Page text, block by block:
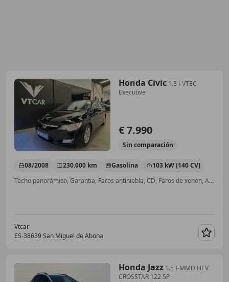
Honda Civic 1.8 i-VTEC
Executive
€ 7.990
Sin comparación
08/2008 230.000 km Gasolina
103 kW (140 CV)
Techo panorámico, Garantia, Faros antiniebla, CD, Faros de xenon, ABS, Inmovilizador, Cierre centralizado
Vtcar
ES-38639 San Miguel de Abona
Honda Jazz 1.5 I-MMD HEV
CROSSTAR 122 5P